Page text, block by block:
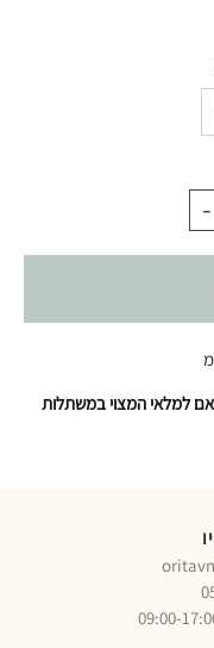
-
למלאי המצוי במשתלות